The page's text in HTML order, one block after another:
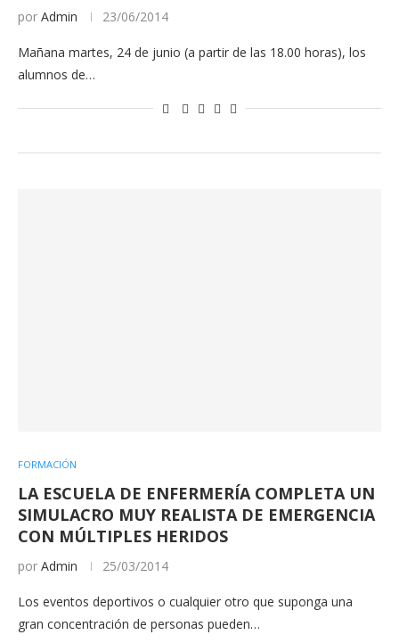
por Admin 23/06/2014
Mañana martes, 24 de junio (a partir de las 18.00 horas), los
alumnos de…
FORMACIÓN
LA ESCUELA DE ENFERMERÍA COMPLETA UN
SIMULACRO MUY REALISTA DE EMERGENCIA
CON MÚLTIPLES HERIDOS
por Admin 25/03/2014
Los eventos deportivos o cualquier otro que suponga una
gran concentración de personas pueden…